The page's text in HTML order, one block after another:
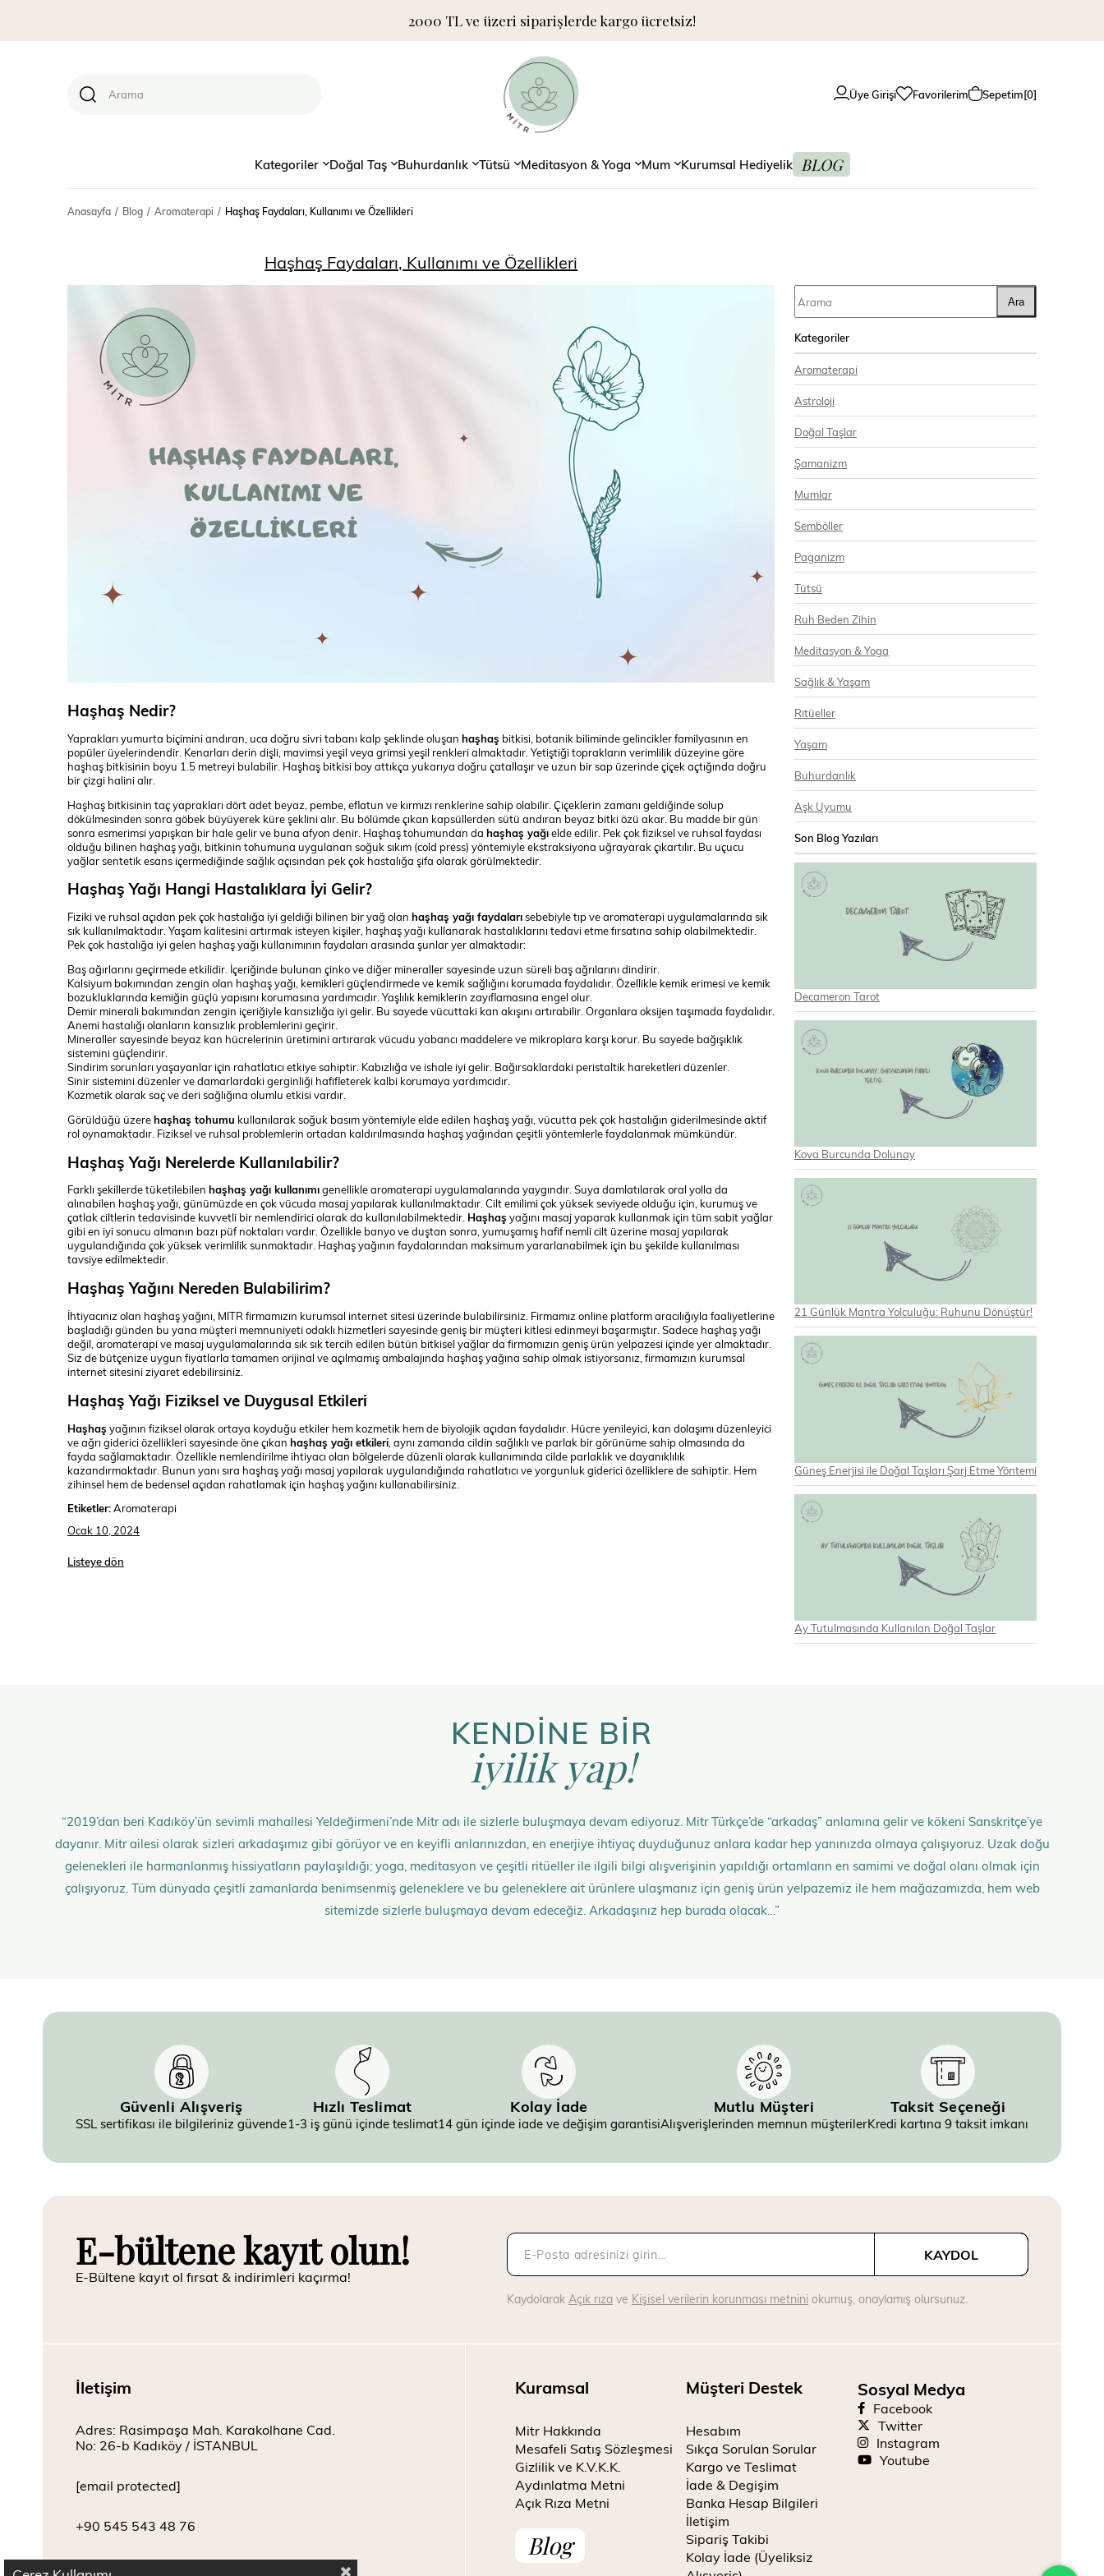
2000 TL ve üzeri siparişlerde kargo ücretsiz!
Üye Girişi Favorilerim Sepetim 0
Kategoriler Doğal Taş Buhurdanlık Tütsü Meditasyon & Yoga Mum Kurumsal Hediyelik BLOG
Anasayfa Blog Aromaterapi Haşhaş Faydaları, Kullanımı ve Özellikleri
Haşhaş Faydaları, Kullanımı ve Özellikleri
Haşhaş Nedir?
Yaprakları yumurta biçimini andıran, uca doğru sivri tabanı kalp şeklinde oluşan haşhaş bitkisi, botanik biliminde gelincikler familyasının en
popüler üyelerindendir. Kenarları derin dişli, mavimsi yeşil veya grimsi yeşil renkleri almaktadır. Yetiştiği toprakların verimlilik düzeyine göre
haşhaş bitkisinin boyu 1.5 metreyi bulabilir. Haşhaş bitkisi boy attıkça yukarıya doğru çatallaşır ve uzun bir sap üzerinde çiçek açtığında doğru
bir çizgi halini alır.
Haşhaş bitkisinin taç yaprakları dört adet beyaz, pembe, eflatun ve kırmızı renklerine sahip olabilir. Çiçeklerin zamanı geldiğinde solup
dökülmesinden sonra göbek büyüyerek küre şeklini alır. Bu bölümde çıkan kapsüllerden sütü andıran beyaz bitki özü akar. Bu madde bir gün
sonra esmerimsi yapışkan bir hale gelir ve buna afyon denir. Haşhaş tohumundan da haşhaş yağıelde edilir. Pek çok fiziksel ve ruhsal faydası
olduğu bilinen haşhaş yağı, bitkinin tohumuna uygulanan soğuk sıkım (cold press) yöntemiyle ekstraksiyona uğrayarak çıkartılır. Bu uçucu
yağlar sentetik esans içermediğinde sağlık açısından pek çok hastalığa şifa olarak görülmektedir.
Haşhaş Yağı Hangi Hastalıklara İyi Gelir?
Fiziki ve ruhsal açıdan pek çok hastalığa iyi geldiği bilinen bir yağ olan haşhaş yağı faydalarısebebiyle tıp ve aromaterapi uygulamalarında sık
sık kullanılmaktadır. Yaşam kalitesini artırmak isteyen kişiler, haşhaş yağı kullanarak hastalıklarını tedavi etme fırsatına sahip olabilmektedir.
Pek çok hastalığa iyi gelen haşhaş yağı kullanımının faydaları arasında şunlar yer almaktadır:
Baş ağırlarını geçirmede etkilidir. İçeriğinde bulunan çinko ve diğer mineraller sayesinde uzun süreli baş ağrılarını dindirir.
Kalsiyum bakımından zengin olan haşhaş yağı, kemikleri güçlendirmede ve kemik sağlığını korumada faydalıdır. Özellikle kemik erimesi ve kemik
bozukluklarında kemiğin güçlü yapısını korumasına yardımcıdır. Yaşlılık kemiklerin zayıflamasına engel olur.
Demir minerali bakımından zengin içeriğiyle kansızlığa iyi gelir. Bu sayede vücuttaki kan akışını artırabilir. Organlara oksijen taşımada faydalıdır.
Anemi hastalığı olanların kansızlık problemlerini geçirir.
Mineraller sayesinde beyaz kan hücrelerinin üretimini artırarak vücudu yabancı maddelere ve mikroplara karşı korur. Bu sayede bağışıklık
sistemini güçlendirir.
Sindirim sorunları yaşayanlar için rahatlatıcı etkiye sahiptir. Kabızlığa ve ishale iyi gelir. Bağırsaklardaki peristaltik hareketleri düzenler.
Sinir sistemini düzenler ve damarlardaki gerginliği hafifleterek kalbi korumaya yardımcıdır.
Kozmetik olarak saç ve deri sağlığına olumlu etkisi vardır.
Görüldüğü üzerehaşhaş tohumu kullanılarak soğuk basım yöntemiyle elde edilen haşhaş yağı, vücutta pek çok hastalığın giderilmesinde aktif
rol oynamaktadır. Fiziksel ve ruhsal problemlerin ortadan kaldırılmasında haşhaş yağından çeşitli yöntemlerle faydalanmak mümkündür.
Haşhaş Yağı Nerelerde Kullanılabilir?
Farklı şekillerde tüketilebilen haşhaş yağı kullanımıgenellikle aromaterapi uygulamalarında yaygındır. Suya damlatılarak oral yolla da
alınabilen haşhaş yağı, günümüzde en çok vücuda masaj yapılarak kullanılmaktadır. Cilt emilimi çok yüksek seviyede olduğu için, kurumuş ve
çatlak ciltlerin tedavisinde kuvvetli bir nemlendirici olarak da kullanılabilmektedir. Haşhaş yağını masaj yaparak kullanmak için tüm sabit yağlar
gibi en iyi sonucu almanın bazı püf noktaları vardır. Özellikle banyo ve duştan sonra, yumuşamış hafif nemli cilt üzerine masaj yapılarak
uygulandığında çok yüksek verimlilik sunmaktadır. Haşhaş yağının faydalarından maksimum yararlanabilmek için bu şekilde kullanılması
tavsiye edilmektedir.
Haşhaş Yağını Nereden Bulabilirim?
İhtiyacınız olan haşhaş yağını, MITR firmamızın kurumsal internet sitesi üzerinde bulabilirsiniz. Firmamız online platform aracılığıyla faaliyetlerine
başladığı günden bu yana müşteri memnuniyeti odaklı hizmetleri sayesinde geniş bir müşteri kitlesi edinmeyi başarmıştır. Sadece haşhaş yağı
değil, aromaterapi ve masaj uygulamalarında sık sık tercih edilen bütün bitkisel yağlar da firmamızın geniş ürün yelpazesi içinde yer almaktadır.
Siz de bütçenize uygun fiyatlarla tamamen orijinal ve açılmamış ambalajında haşhaş yağına sahip olmak istiyorsanız, firmamızın kurumsal
internet sitesini ziyaret edebilirsiniz.
Haşhaş Yağı Fiziksel ve Duygusal Etkileri
Haşhaş yağının fiziksel olarak ortaya koyduğu etkiler hem kozmetik hem de biyolojik açıdan faydalıdır. Hücre yenileyici, kan dolaşımı düzenleyici
ve ağrı giderici özellikleri sayesinde öne çıkan haşhaş yağı etkileri , aynı zamanda cildin sağlıklı ve parlak bir görünüme sahip olmasında da
fayda sağlamaktadır. Özellikle nemlendirilme ihtiyacı olan bölgelerde düzenli olarak kullanımında cilde parlaklık ve dayanıklılık
kazandırmaktadır. Bunun yanı sıra haşhaş yağı masaj yapılarak uygulandığında rahatlatıcı ve yorgunluk giderici özelliklere de sahiptir. Hem
zihinsel hem de bedensel açıdan rahatlamak için haşhaş yağını kullanabilirsiniz.
Etiketler:Aromaterapi
Ocak 10, 2024
Listeye dön
Ara
Kategoriler
Aromaterapi
Astroloji
Doğal Taşlar
Şamanizm
Mumlar
Semböller
Paganizm
Tütsü
Ruh Beden Zihin
Meditasyon & Yoga
Sağlık & Yaşam
Ritüeller
Yaşam
Buhurdanlık
Aşk Uyumu
Son Blog Yazıları
Decameron Tarot
Kova Burcunda Dolunay
21 Günlük Mantra Yolculuğu: Ruhunu Dönüştür!
Güneş Enerjisi ile Doğal Taşları Şarj Etme Yöntemi
Ay Tutulmasında Kullanılan Doğal Taşlar
KENDİNE BİR
iyilik yap!
“2019’dan beri Kadıköy’ün sevimli mahallesi Yeldeğirmeni’nde Mitr adı ile sizlerle buluşmaya devam ediyoruz. Mitr Türkçe’de “arkadaş” anlamına gelir ve kökeni Sanskritçe’ye
dayanır. Mitr ailesi olarak sizleri arkadaşımız gibi görüyor ve en keyifli anlarınızdan, en enerjiye ihtiyaç duyduğunuz anlara kadar hep yanınızda olmaya çalışıyoruz. Uzak doğu
gelenekleri ile harmanlanmış hissiyatların paylaşıldığı; yoga, meditasyon ve çeşitli ritüeller ile ilgili bilgi alışverişinin yapıldığı ortamların en samimi ve doğal olanı olmak için
çalışıyoruz. Tüm dünyada çeşitli zamanlarda benimsenmiş geleneklere ve bu geleneklere ait ürünlere ulaşmanız için geniş ürün yelpazemiz ile hem mağazamızda, hem web
sitemizde sizlerle buluşmaya devam edeceğiz. Arkadaşınız hep burada olacak…”
Güvenli Alışveriş
SSL sertifikası ile bilgileriniz güvende
Hızlı Teslimat
1-3 iş günü içinde teslimat
Kolay İade
14 gün içinde iade ve değişim garantisi
Mutlu Müşteri
Alışverişlerinden memnun müşteriler
Taksit Seçeneği
Kredi kartına 9 taksit imkanı
E-bültene kayıt olun!
E-Bültene kayıt ol fırsat & indirimleri kaçırma!
KAYDOL
Kaydolarak Açık rıza ve Kişisel verilerin korunması metnini okumuş, onaylamış olursunuz.
İletişim
Adres: Rasimpaşa Mah. Karakolhane Cad.
No: 26-b Kadıköy / İSTANBUL
[email protected]
+90 545 543 48 76
Kuramsal
Mitr Hakkında
Mesafeli Satış Sözleşmesi
Gizlilik ve K.V.K.K.
Aydınlatma Metni
Açık Rıza Metni
Blog
Müşteri Destek
Hesabım
Sıkça Sorulan Sorular
Kargo ve Teslimat
İade & Degişim
Banka Hesap Bilgileri
İletişim
Sipariş Takibi
Kolay İade (Üyeliksiz
Sosyal Medya
Facebook
Twitter
Instagram
Youtube